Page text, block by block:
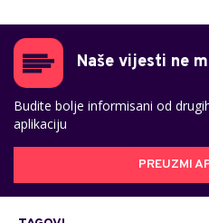
Naše vijesti ne
Budite bolje informisani od
aplikaciju
PREUZMI